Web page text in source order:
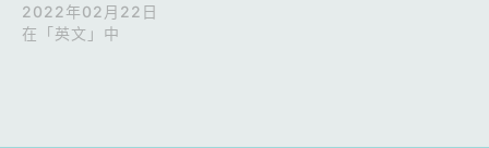
2022年02月22日
在「英文」中